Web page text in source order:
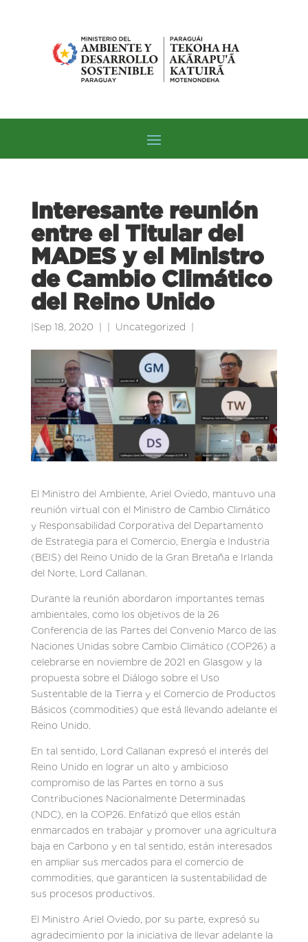
Interesante reunión
entre el Titular del
MADES y el Ministro
de Cambio Climático
del Reino Unido
Sep 18, 2020 Uncategorized
El Ministro del Ambiente, Ariel Oviedo, mantuvo una
reunión virtual con el Ministro de Cambio Climático
y Responsabilidad Corporativa del Departamento
de Estrategia para el Comercio, Energía e Industria
(BEIS) del Reino Unido de la Gran Bretaña e Irlanda
del Norte, Lord Callanan.
Durante la reunión abordaron importantes temas
ambientales, como los objetivos de la 26
Conferencia de las Partes del Convenio Marco de las
Naciones Unidas sobre Cambio Climático (COP26) a
celebrarse en noviembre de 2021 en Glasgow y la
propuesta sobre el Diálogo sobre el Uso
Sustentable de la Tierra y el Comercio de Productos
Básicos (commodities) que está llevando adelante el
Reino Unido.
En tal sentido, Lord Callanan expresó el interés del
Reino Unido en lograr un alto y ambicioso
compromiso de las Partes en torno a sus
Contribuciones Nacionalmente Determinadas
(NDC), en la COP26. Enfatizó que ellos están
enmarcados en trabajar y promover una agricultura
baja en Carbono y en tal sentido, están interesados
en ampliar sus mercados para el comercio de
commodities, que garanticen la sustentabilidad de
sus procesos productivos.
El Ministro Ariel Oviedo, por su parte, expresó su
agradecimiento por la iniciativa de llevar adelante la